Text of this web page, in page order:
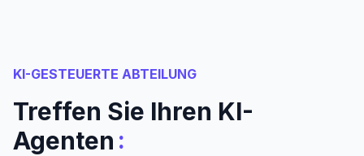
KI-GESTEUERTE ABTEILUNG
Treffen Sie Ihren KI-
Agenten :